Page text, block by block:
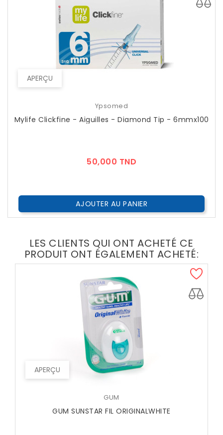
APERÇU
Ypsomed
Mylife Clickfine - Aiguilles - Diamond Tip - 6mmx100
50,000 TND
AJOUTER AU PANIER
LES CLIENTS QUI ONT ACHETÉ CE
PRODUIT ONT ÉGALEMENT ACHETÉ:
APERÇU
GUM
GUM SUNSTAR FIL ORIGINALWHITE